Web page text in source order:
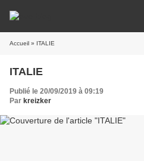
Accueil » ITALIE
ITALIE
Publié le 20/09/2019 à 09:19
Par kreizker